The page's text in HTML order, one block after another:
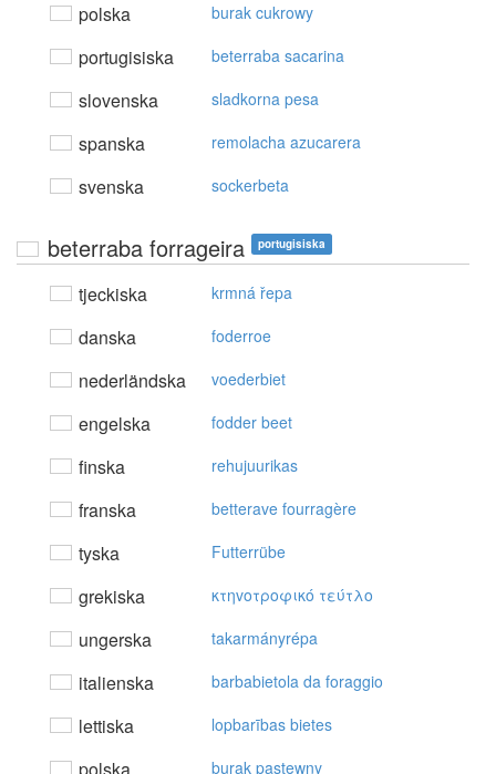
polska burak cukrowy
portugisiska beterraba sacarina
slovenska sladkorna pesa
spanska remolacha azucarera
svenska sockerbeta
beterraba forrageira portugisiska
tjeckiska krmná řepa
danska foderroe
nederländska voederbiet
engelska fodder beet
finska rehujuurikas
franska betterave fourragère
tyska Futterrübe
grekiska κτηvoτρoφικό τεύτλo
ungerska takarmányrépa
italienska barbabietola da foraggio
lettiska lopbarības bietes
burak pastewny